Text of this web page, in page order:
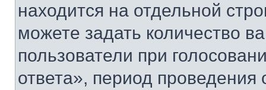
находится на отдельной
можете задать количество
пользователи при
ответа», период проведения